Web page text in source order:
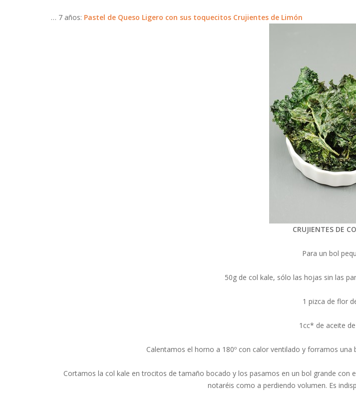
… 7 años: Pastel de Queso Ligero con sus toquecitos Crujientes de Limón
CRUJIENTES DE
Para un bol
50g de col kale, sólo las hojas sin las
1 pizca de flor
1cc* de aceite
Calentamos el horno a 180º con calor ventilado y forramos
Cortamos la col kale en trocitos de tamaño bocado y los pasamos en un bol grande con
notaréis como a perdiendo volumen. Es